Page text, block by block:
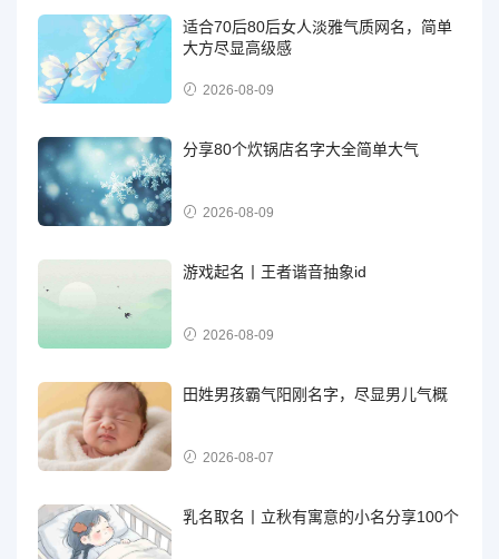
适合70后80后女人淡雅气质网名，简单
大方尽显高级感
2026-08-09
分享80个炊锅店名字大全简单大气
2026-08-09
游戏起名丨王者谐音抽象id
2026-08-09
田姓男孩霸气阳刚名字，尽显男儿气概
2026-08-07
乳名取名丨立秋有寓意的小名分享100个